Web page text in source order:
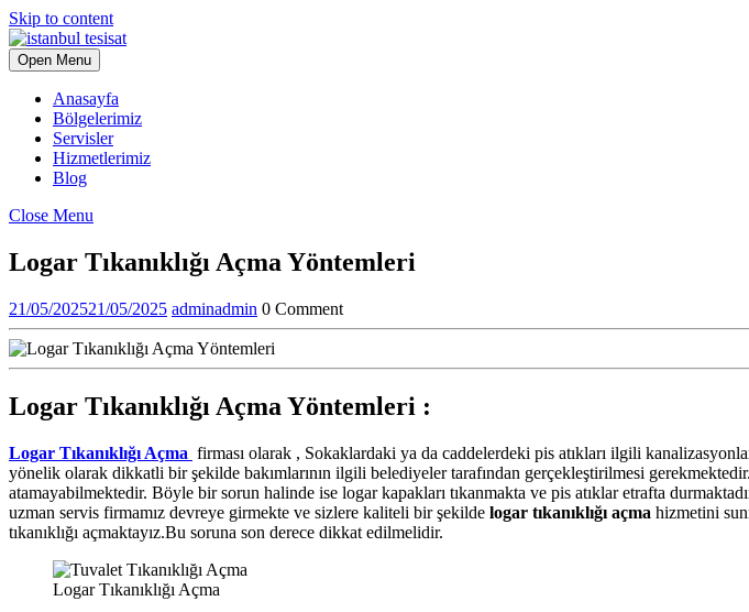
Skip to content
Open Menu
Anasayfa
Bölgelerimiz
Servisler
Hizmetlerimiz
Blog
Close Menu
Logar Tıkanıklığı Açma Yöntemleri
21/05/202521/05/2025 adminadmin 0 Comment
Logar Tıkanıklığı Açma Yöntemleri :
Logar Tıkanıklığı Açma firması olarak , Sokaklardaki ya da caddelerdeki pis atıkları ilgili
yönelik olarak dikkatli bir şekilde bakımlarının ilgili belediyeler tarafından gerçekleştirilmesi
atamayabilmektedir. Böyle bir sorun halinde ise logar kapakları tıkanmakta ve pis atıklar etrafta
uzman servis firmamız devreye girmekte ve sizlere kaliteli bir şekilde logar tıkanıklığı açma hizmetini
tıkanıklığı açmaktayız.Bu soruna son derece dikkat edilmelidir.
Logar Tıkanıklığı Açma